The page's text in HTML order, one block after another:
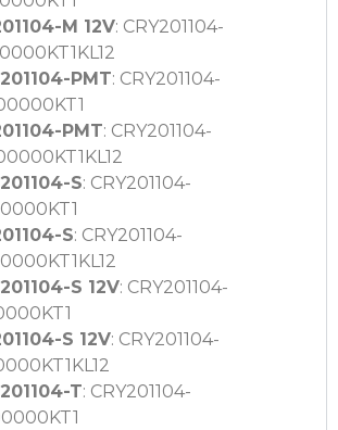
M 12V: CRY201104-
PMT: CRY201104-
PMT: CRY201104-
S: CRY201104-
S: CRY201104-
S 12V: CRY201104-
S 12V: CRY201104-
T: CRY201104-